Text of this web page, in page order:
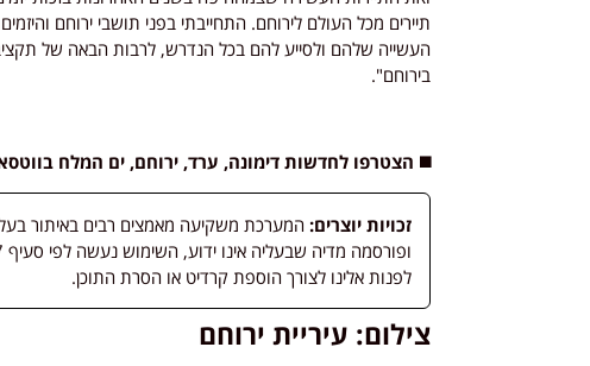
תיירים מכל העולם לירוחם. התחייבתי בפני תושבי ירוחם
העשייה שלהם ולסייע להם בכל הנדרש, לרבות הבאה של
בירוחם".
◼️ הצטרפו לחדשות דימונה, ערד, ירוחם, ים המלח
זכויות יוצרים: המערכת משקיעה מאמצים רבים באיתור
לפנות אלינו לצורך הוספת קרדיט או הסרת התוכן.
צילום: עיריית ירוחם